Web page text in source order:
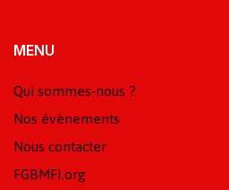
MENU
Qui sommes-nous ?
Nos évènements
Nous contacter
FGBMFI.org